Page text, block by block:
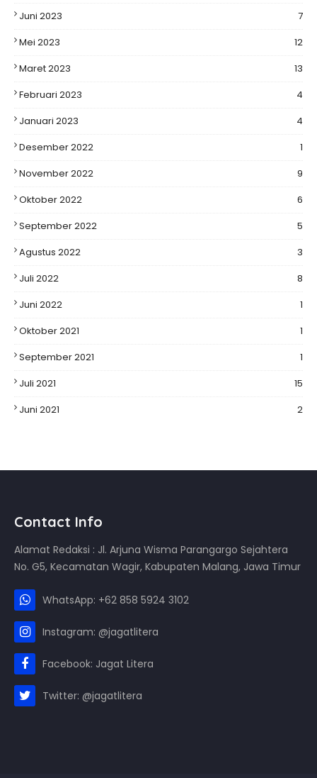
Juni 2023
7
Mei 2023
12
Maret 2023
13
Februari 2023
4
Januari 2023
4
Desember 2022
1
November 2022
9
Oktober 2022
6
September 2022
5
Agustus 2022
3
Juli 2022
8
Juni 2022
1
Oktober 2021
1
September 2021
1
Juli 2021
15
Juni 2021
2
Contact Info
Alamat Redaksi : Jl. Arjuna Wisma Parangargo Sejahtera
No. G5, Kecamatan Wagir, Kabupaten Malang, Jawa Timur
WhatsApp: +62 858 5924 3102
Instagram: @jagatlitera
Facebook: Jagat Litera
Twitter: @jagatlitera